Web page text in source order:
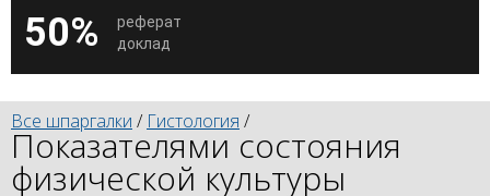
50%
реферат
доклад
Все шпаргалки / Гистология /
Показателями состояния
физической культуры